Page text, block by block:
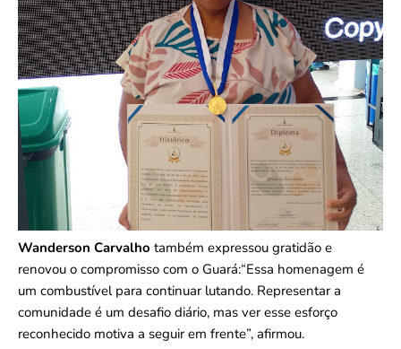
Wanderson Carvalho também expressou gratidão e
renovou o compromisso com o Guará:“Essa homenagem é
um combustível para continuar lutando. Representar a
comunidade é um desafio diário, mas ver esse esforço
reconhecido motiva a seguir em frente”, afirmou.